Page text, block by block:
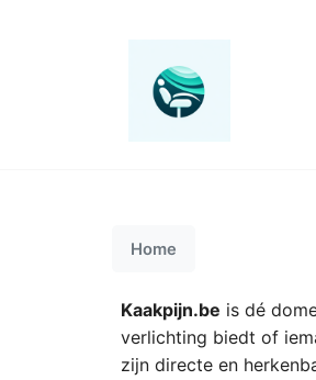
Home
Kaakpijn.be is dé
verlichting biedt of
zijn directe en